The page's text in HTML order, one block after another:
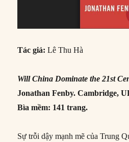
Tác giả: Lê Thu Hà
Will China Dominate the 21st
Jonathan Fenby. Cambridge,
Bìa mềm: 141 trang.
Sự trỗi dậy mạnh mẽ của Trung